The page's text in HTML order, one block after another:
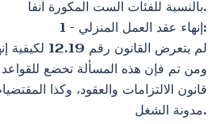
بالنسبة للفئات الست المكورة آنفا.
1 – إنهاء عقد العمل المنزلي:
لم يتعرض
ومن تم فإن هذه المسألة تخضع للقواعد
قانون الالتزامات والعقود، وكذا
مدونة الشغل.